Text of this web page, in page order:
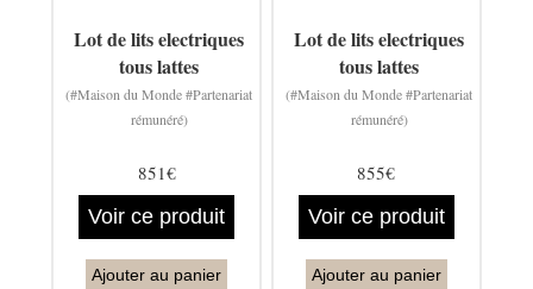
Lot de lits electriques
tous lattes
(#Maison du Monde #Partenariat
rémunéré)
851€
Voir ce produit
Ajouter au panier
Lot de lits electriques
tous lattes
(#Maison du Monde #Partenariat
rémunéré)
855€
Voir ce produit
Ajouter au panier